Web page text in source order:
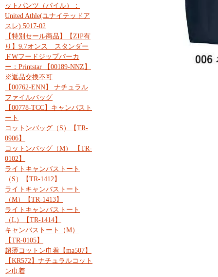
ットパンツ（パイル）：
United Athle(ユナイテッドア
スレ) 5017-02
【特別セール商品】【ZIP有
り】9.7オンス スタンダー
ドWフードジップパーカ
ー：Printstar 【00189-NNZ】
※返品交換不可
【00762-ENN】 ナチュラル
ファイルバッグ
【00778-TCC】キャンバスト
ート
コットンバッグ（S）【TR-
0906】
コットンバッグ（M） 【TR-
0102】
ライトキャンバストート
（S）【TR-1412】
ライトキャンバストート
（M）【TR-1413】
ライトキャンバストート
（L）【TR-1414】
キャンバストート（M）
【TR-0105】
超薄コットン巾着【ma507】
【KR572】ナチュラルコット
ン巾着